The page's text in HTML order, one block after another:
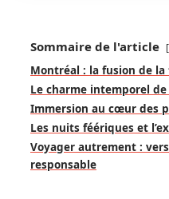
Sommaire de l'article
Montréal : la fusion de
Le charme intemporel
Immersion au cœur des
Les nuits féériques et
Voyager autrement :
responsable